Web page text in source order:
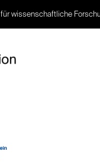
wissenschaftliche